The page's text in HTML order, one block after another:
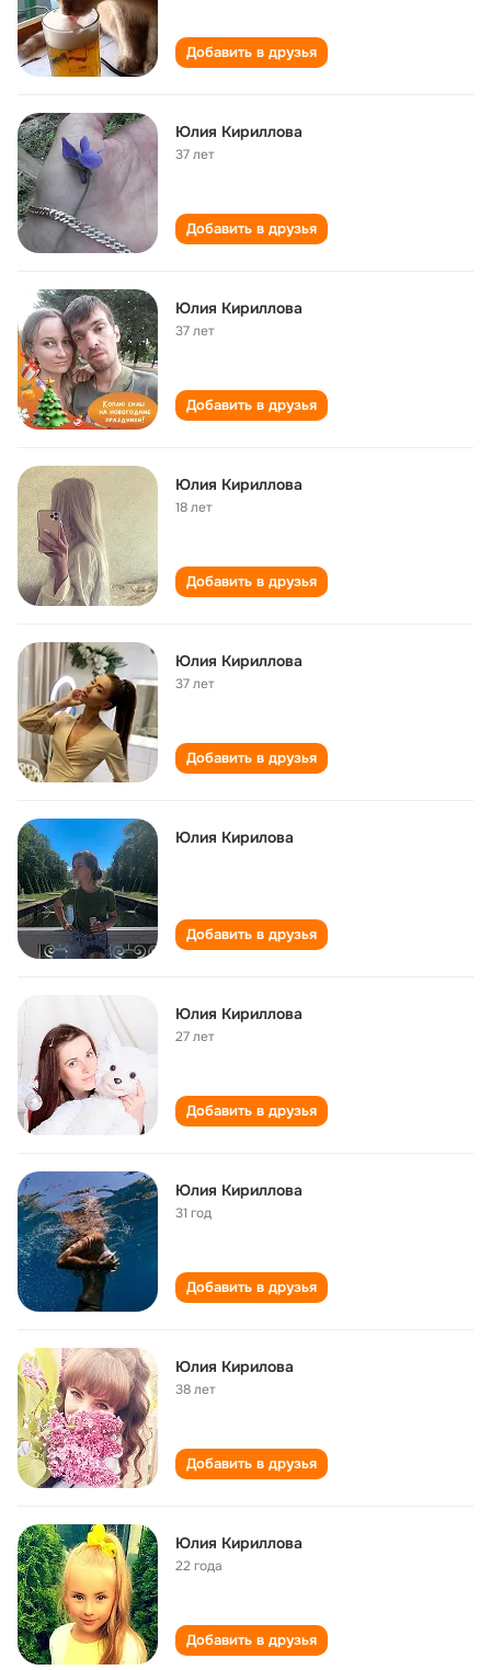
Добавить в друзья
Юлия Кириллова
37 лет
Добавить в друзья
Юлия Кириллова
37 лет
Добавить в друзья
Юлия Кириллова
18 лет
Добавить в друзья
Юлия Кириллова
37 лет
Добавить в друзья
Юлия Кирилова
Добавить в друзья
Юлия Кириллова
27 лет
Добавить в друзья
Юлия Кириллова
31 год
Добавить в друзья
Юлия Кирилова
38 лет
Добавить в друзья
Юлия Кириллова
22 года
Добавить в друзья